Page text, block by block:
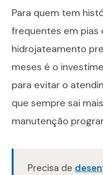
Para quem tem
frequentes em pias
hidrojateamento
meses é o
para evitar o
que sempre sai
manutenção
Precisa de